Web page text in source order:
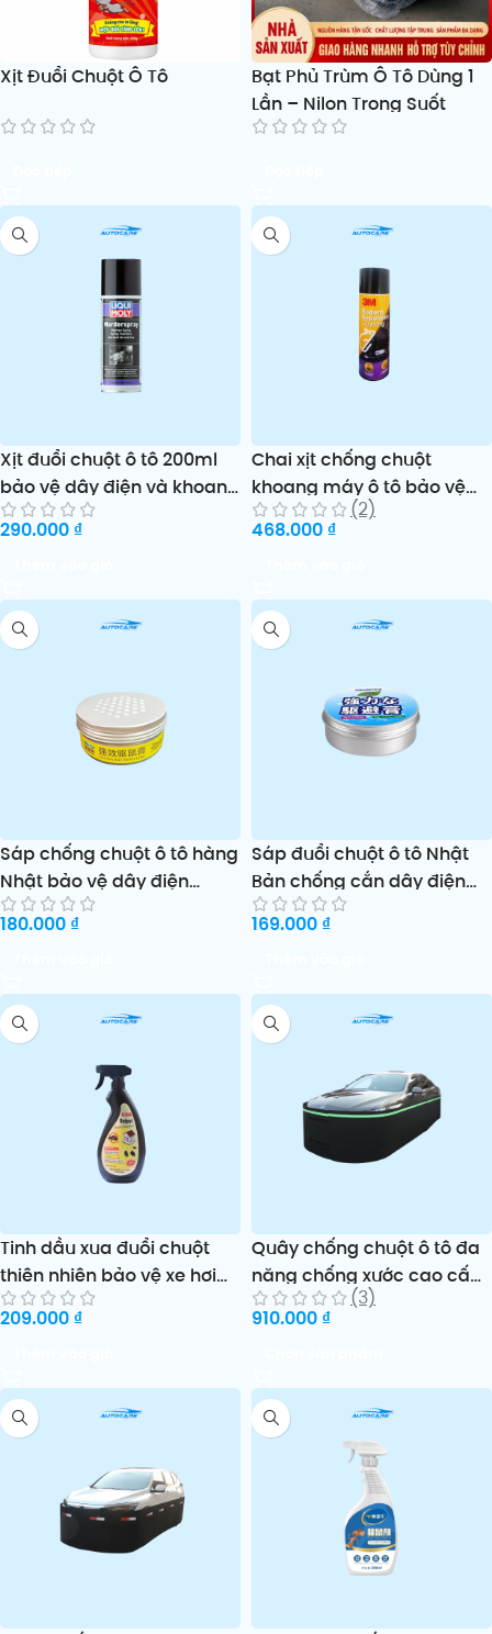
Xịt Đuổi Chuột Ô Tô
Bạt Phủ Trùm Ô Tô Dùng 1
Lần – Nilon Trong Suốt
Xịt đuổi chuột ô tô 200ml
bảo vệ dây điện và khoang
máy Liqui Moly
Marderspray
290.000 ₫
Chai xịt chống chuột
khoang máy ô tô bảo vệ
dây điện 3M Rodent
(2)
468.000 ₫
Sáp chống chuột ô tô hàng
Nhật bảo vệ dây điện
khoang máy MAIDISHI
180.000 ₫
Sáp đuổi chuột ô tô Nhật
Bản chống cắn dây điện
TOKUSET
169.000 ₫
Tinh dầu xua đuổi chuột
thiên nhiên bảo vệ xe hơi
và nhà ở ASA Ratpel
209.000 ₫
Quây chống chuột ô tô đa
năng chống xước cao cấp
Jingxi
(3)
910.000 ₫